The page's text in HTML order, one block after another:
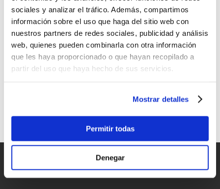
sociales y analizar el tráfico. Además, compartimos
información sobre el uso que haga del sitio web con
nuestros partners de redes sociales, publicidad y análisis
web, quienes pueden combinarla con otra información
que les haya proporcionado o que hayan recopilado a
partir del uso que haya hecho de sus servicios.
Mostrar detalles
Permitir todas
Denegar
Starboard Enduro Tiki Tech
Lite Ajustable
Starboard Enduro Carbon 3
Piezas
Desde:
Páginas
1 2 siguiente › última »
Entregas rápidas
para España y Portugal